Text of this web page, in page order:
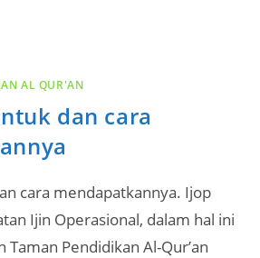
AL QUR'AN
dan cara
cara mendapatkannya. Ijop
Ijin Operasional, dalam hal ini
Pendidikan Al-Qur’an